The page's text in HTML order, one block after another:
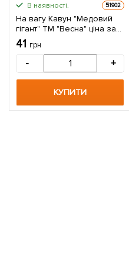
В наявності. 51902
На вагу Кавун "Медовий
гігант" ТМ "Весна" ціна за
5г
41 грн
- +
КУПИТИ